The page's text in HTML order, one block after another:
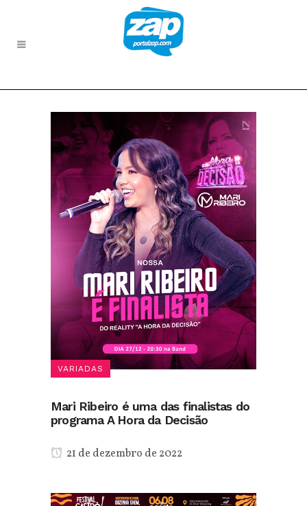
VARIADAS
Mari Ribeiro é uma das finalistas do
programa A Hora da Decisão
21 de dezembro de 2022